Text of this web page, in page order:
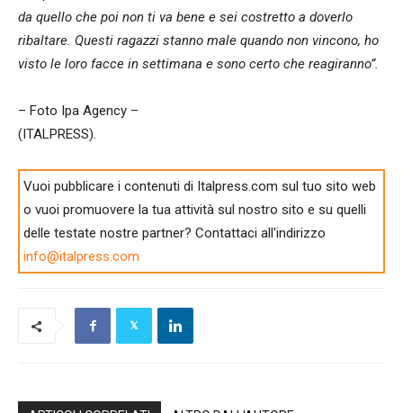
da quello che poi non ti va bene e sei costretto a doverlo
ribaltare. Questi ragazzi stanno male quando non vincono, ho
visto le loro facce in settimana e sono certo che reagiranno”.
– Foto Ipa Agency –
(ITALPRESS).
Vuoi pubblicare i contenuti di Italpress.com sul tuo sito web
o vuoi promuovere la tua attività sul nostro sito e su quelli
delle testate nostre partner? Contattaci all'indirizzo
info@italpress.com